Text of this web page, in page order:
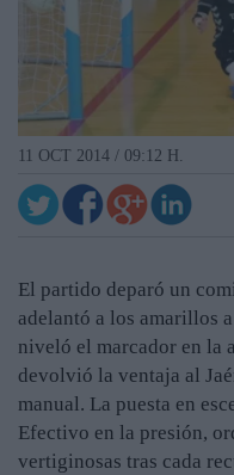
11 OCT 2014 / 09:12 H.
El partido deparó un
adelantó a los amarillos
niveló el marcador en la
devolvió la ventaja al
manual. La puesta en
Efectivo en la presión,
vertiginosas tras cada